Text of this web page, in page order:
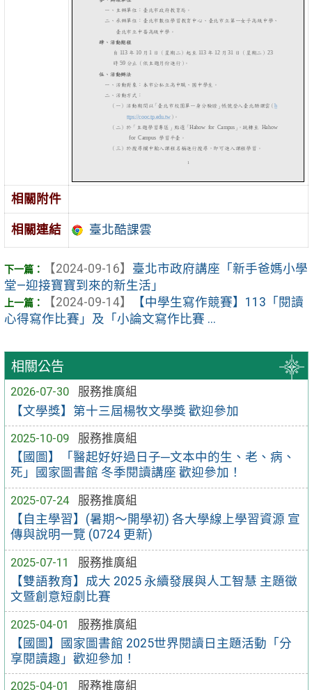
相關公告
2026-07-30
服務推廣組
【文學獎】第十三屆楊牧文學獎 歡迎參加
2025-10-09
服務推廣組
【國圖】「醫起好好過日子─文本中的生、老、病、
死」國家圖書館 冬季閱讀講座 歡迎參加！
2025-07-24
服務推廣組
【自主學習】(暑期～開學初) 各大學線上學習資源 宣
傳與說明一覽 (0724 更新)
2025-07-11
服務推廣組
【雙語教育】成大 2025 永續發展與人工智慧 主題徵
文暨創意短劇比賽
2025-04-01
服務推廣組
【國圖】國家圖書館 2025世界閱讀日主題活動「分
享閱讀趣」歡迎參加！
2025-04-01
服務推廣組
相關附件
相關連結 臺北酷課雲
【2024-09-16】 臺北市政府講座「新手爸媽小學
堂—迎接寶寶到來的新生活」
【2024-09-14】
【中學生寫作競賽】113「閱讀
心得寫作比賽」及「小論文寫作比賽 ...